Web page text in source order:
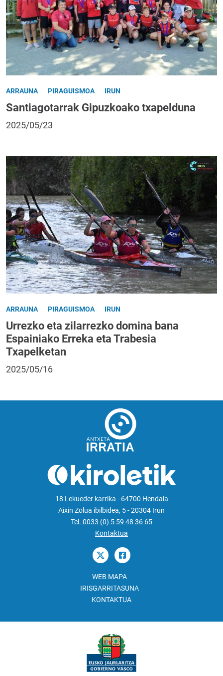
ARRAUNA PIRAGUISMOA IRUN
Santiagotarrak Gipuzkoako txapelduna
2025/05/23
ARRAUNA PIRAGUISMOA IRUN
Urrezko eta zilarrezko domina bana
Espainiako Erreka eta Trabesia
Txapelketan
2025/05/16
18 Lekueder karrika - 64700 Hendaia
Aixin Zolua ibilbidea, 5 - 20304 Irun
Tel. 0033 (0) 5 59 48 36 65
Kontaktua
WEB MAPA
IRISGARRITASUNA
KONTAKTUA